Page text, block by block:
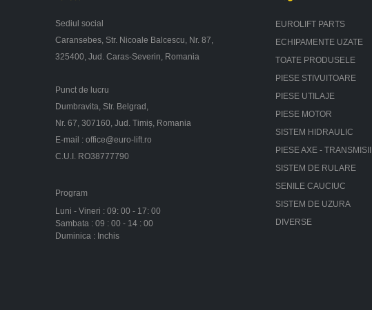
Sediul social
Caransebes, Str. Nicoale Balcescu, Nr. 87,
325400, Jud. Caras-Severin, Romania
Punct de lucru
Dumbravita, Str. Belgrad,
Nr. 67, 307160, Jud. Timiș, Romania
E-mail : office@euro-lift.ro
C.U.I. RO38777790
Program
Luni - Vineri : 09: 00 - 17: 00
Sambata : 09 : 00 - 14 : 00
Duminica : Inchis
EUROLIFT PARTS
ECHIPAMENTE UZATE
TOATE PRODUSELE
PIESE STIVUITOARE
PIESE UTILAJE
PIESE MOTOR
SISTEM HIDRAULIC
PIESE AXE - TRANSMISII
SISTEM DE RULARE
SENILE CAUCIUC
SISTEM DE UZURA
DIVERSE